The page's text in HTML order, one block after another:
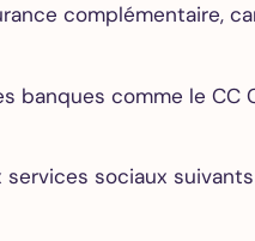
complémentaire,
banques comme le
sociaux suivants :